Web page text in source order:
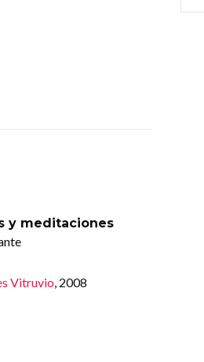
y meditaciones
Vitruvio, 2008